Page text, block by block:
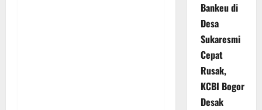
Bankeu di
Desa
Sukaresmi
Cepat
Rusak,
KCBI Bogor
Desak